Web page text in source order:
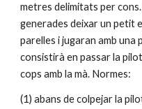
metres delimitats per
generades deixar un petit
parelles i jugaran amb una
consistirà en passar la
cops amb la mà. Normes:
(1) abans de colpejar la